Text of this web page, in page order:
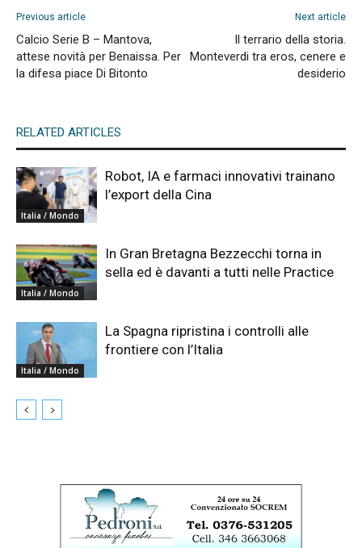
Previous article
Calcio Serie B – Mantova,
attese novità per Benaissa. Per
la difesa piace Di Bitonto
Next article
Il terrario della storia.
Monteverdi tra eros, cenere e
desiderio
RELATED ARTICLES
Italia / Mondo
Robot, IA e farmaci innovativi trainano
l’export della Cina
Italia / Mondo
In Gran Bretagna Bezzecchi torna in
sella ed è davanti a tutti nelle Practice
Italia / Mondo
La Spagna ripristina i controlli alle
frontiere con l’Italia